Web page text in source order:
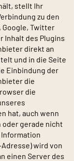
stellt Ihr
zu den
Google, Twitter
Inhalt des Plugins
direkt an
und in die Seite
Einbindung der
die
die
hat, auch wenn
oder gerade nicht
wird von
einen Server des